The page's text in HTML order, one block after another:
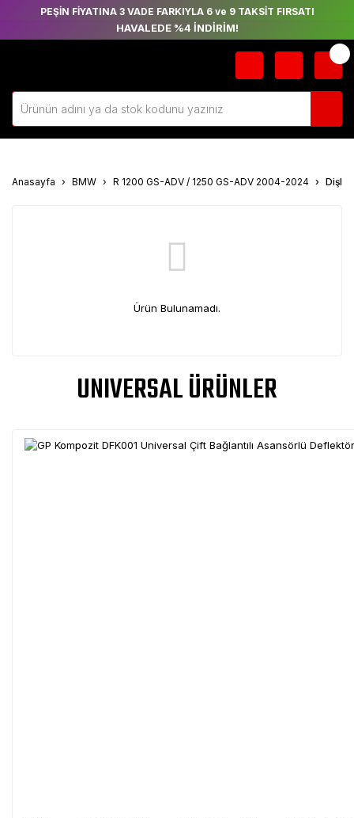
PEŞİN FİYATINA 3 VADE FARKIYLA 6 ve 9 TAKSİT FIRSATI
HAVALEDE %4 İNDİRİM!
Anasayfa BMW R 1200 GS-ADV / 1250 GS-ADV 2004-2024 Dişli
Ürün Bulunamadı.
UNIVERSAL ÜRÜNLER